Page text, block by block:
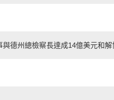
德州總檢察長達成14億美元和解